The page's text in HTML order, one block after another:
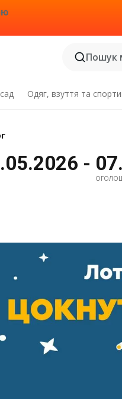
Пошук
Одяг, взуття та
-